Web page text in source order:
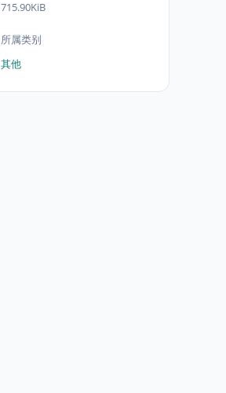
715.90KiB
所属类别
其他